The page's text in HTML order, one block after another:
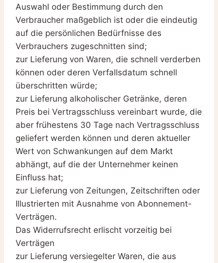
Auswahl oder Bestimmung durch den
Verbraucher maßgeblich ist oder die eindeutig
auf die persönlichen Bedürfnisse des
Verbrauchers zugeschnitten sind;
zur Lieferung von Waren, die schnell verderben
können oder deren Verfallsdatum schnell
überschritten würde;
zur Lieferung alkoholischer Getränke, deren
Preis bei Vertragsschluss vereinbart wurde, die
aber frühestens 30 Tage nach Vertragsschluss
geliefert werden können und deren aktueller
Wert von Schwankungen auf dem Markt
abhängt, auf die der Unternehmer keinen
Einfluss hat;
zur Lieferung von Zeitungen, Zeitschriften oder
Illustrierten mit Ausnahme von Abonnement-
Verträgen.
Das Widerrufsrecht erlischt vorzeitig bei
Verträgen
zur Lieferung versiegelter Waren, die aus